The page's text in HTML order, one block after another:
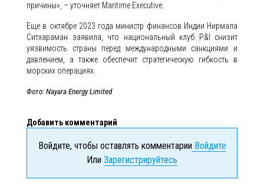
причины», – уточняет Maritime Executive.
Еще в октябре 2023 года министр финансов Индии Нирмала
Ситхараман заявила, что национальный клуб P&I снизит
уязвимость страны перед международными санкциями и
давлением, а также обеспечит стратегическую гибкость в
морских операциях.
Фото: Nayara Energy Limited
Добавить комментарий
Войдите, чтобы оставлять комментарииВойдите
Или Зарегистрируйтесь